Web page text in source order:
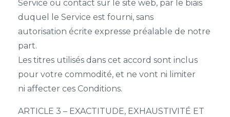
Service ou contact sur le site web, par le biais
duquel le Service est fourni, sans
autorisation écrite expresse préalable de notre
part.
Les titres utilisés dans cet accord sont inclus
pour votre commodité, et ne vont ni limiter
ni affecter ces Conditions.
ARTICLE 3 – EXACTITUDE, EXHAUSTIVITÉ ET